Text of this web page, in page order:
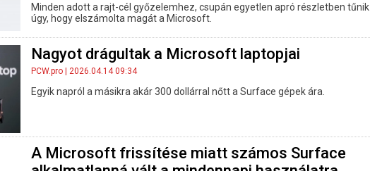
Minden adott a rajt-cél győzelemhez, csupán egyetlen apró részletben tűnik
úgy, hogy elszámolta magát a Microsoft.
Nagyot drágultak a Microsoft laptopjai
PCW.pro | 2026.04.14 09:34
Egyik napról a másikra akár 300 dollárral nőtt a Surface gépek ára.
A Microsoft frissítése miatt számos Surface